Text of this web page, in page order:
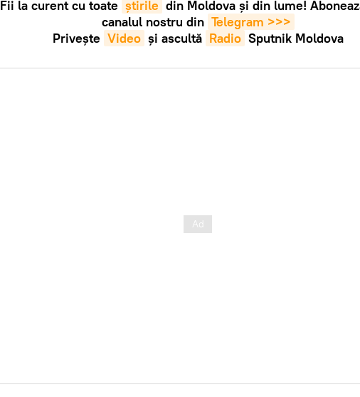
Fii la curent cu toate știrile din Moldova și din lume!
canalul nostru din Telegram >>>
Privește Video și ascultă Radio Sputnik Moldova